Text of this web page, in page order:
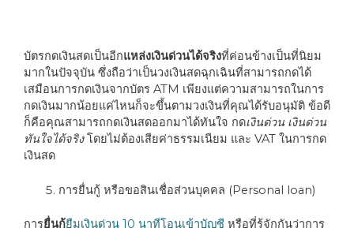
บัตรกดเงินสดเป็นอีกแหล่งเงินด่วนได้จริงที่ค่อนข้างเป็นที่นิยม
มากในปัจจุบัน ซึ่งถือว่าเป็นวงเงินสดฉุกเฉินที่สามารถกดได้
เสมือนการกดเงินจากบัตร ATM เพียงแต่ความสามารถในการ
กดเงินมากน้อยแค่ไหนก็จะขึ้นตามวงเงินที่คุณได้รับอนุมัติ ข้อดี
ก็คือคุณสามารถกดเงินสดออกมาได้ทันใจ กดเงินด่วน เงินด่วน
ทันใจได้จริงโดยไม่ต้องเสียค่าธรรมเนียม และ VAT ในการกด
เงินสด
การยื่นกู้ หรือขอสินเชื่อส่วนบุคคล (Personal loan)
การยื่นกู้ยืมเงินด่วน 10 นาทีโอนเข้าบัญชี หรือที่รู้จักกันว่าการ